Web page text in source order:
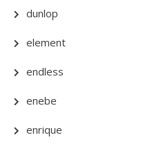
dunlop
element
endless
enebe
enrique